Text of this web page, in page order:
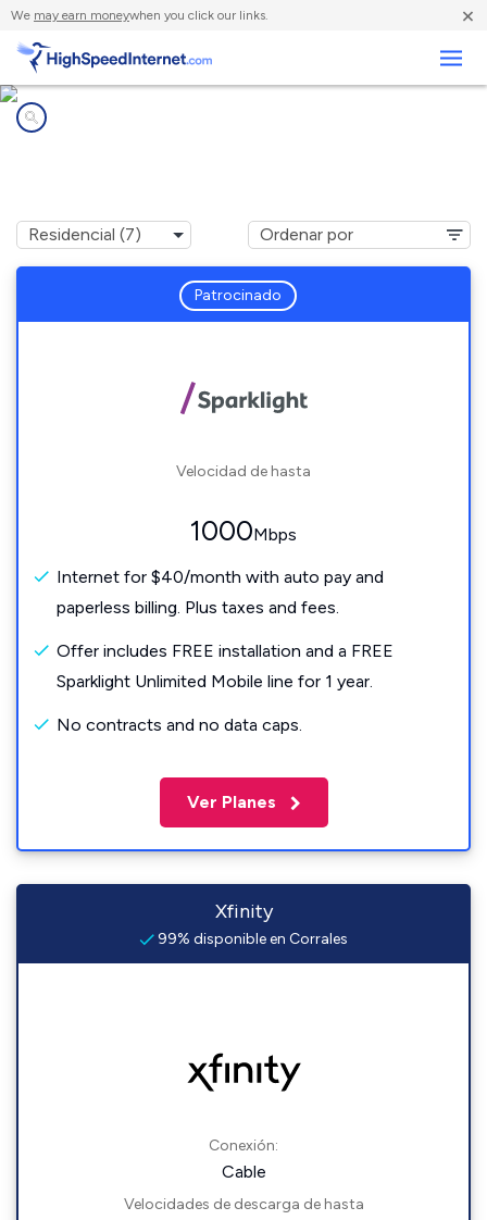
We may earn moneywhen you click our links. ×
Patrocinado
Velocidad de hasta
1000Mbps
Internet for $40/month with auto pay and
paperless billing. Plus taxes and fees.
Offer includes FREE installation and a FREE
Sparklight Unlimited Mobile line for 1 year.
No contracts and no data caps.
Ver Planes
Xfinity
99% disponible en Corrales
Conexión:
Cable
Velocidades de descarga de hasta